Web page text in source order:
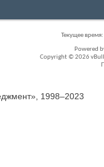
Текущее время:
Powered
Copyright © 2026
1998–2023